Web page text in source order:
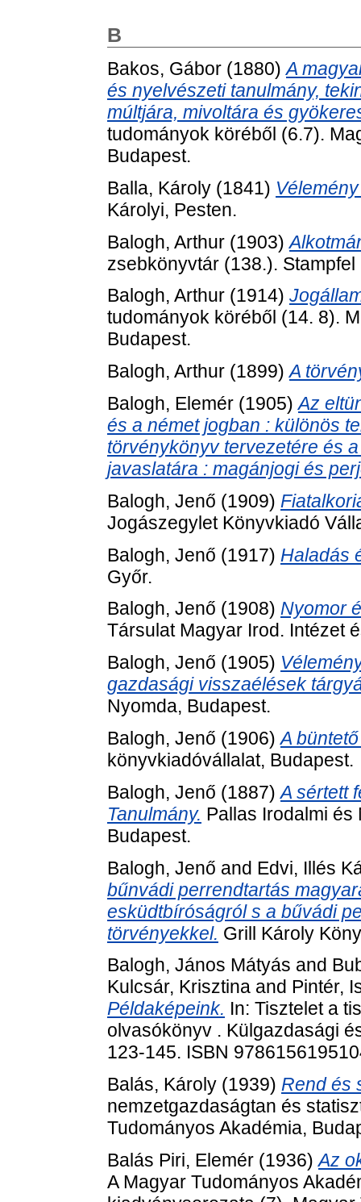
B
Bakos, Gábor (1880)A
és nyelvészeti tanulmány,
múltjára, mivoltára és
tudományok köréből (6.7).
Budapest.
Balla, Károly (1841)
Károlyi, Pesten.
Balogh, Arthur (1903)
zsebkönyvtár (138.).
Balogh, Arthur (1914)
tudományok köréből (14. 8).
Budapest.
Balogh, Arthur (1899)A
Balogh, Elemér (1905)Az
és a német jogban : különös
törvénykönyv tervezetére és
javaslatára : magánjogi és
Balogh, Jenő (1909)
Jogászegylet Könyvkiadó
Balogh, Jenő (1917) Haladás
Győr.
Balogh, Jenő (1908) Nyomor
Társulat Magyar Irod. Intézet
Balogh, Jenő (1905)
gazdasági visszaélések
Nyomda, Budapest.
Balogh, Jenő (1906)A
könyvkiadóvállalat, Budapest.
Balogh, Jenő (1887)A sértett
Tanulmány. Pallas Irodalmi
Budapest.
Balogh, Jenő and Edvi, Illés
bűnvádi perrendtartás
esküdtbíróságról s a bűvádi
törvényekkel. Grill Károly
Balogh, János Mátyás and
Kulcsár, Krisztina and Pintér,
Példaképeink. In: Tisztelet a
olvasókönyv . Külgazdasági
123-145. ISBN
Balás, Károly (1939) Rend és
nemzetgazdaságtan és
Tudományos Akadémia,
Balás Piri, Elemér (1936)Az
A Magyar Tudományos